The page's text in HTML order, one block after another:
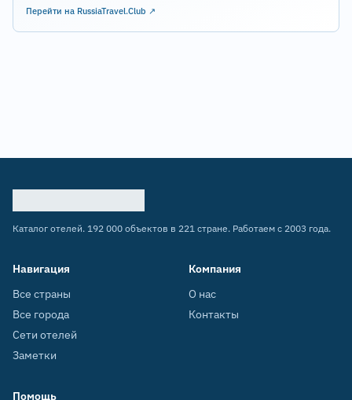
Перейти на RussiaTravel.Club ↗
Каталог отелей. 192 000 объектов в 221 стране. Работаем с 2003 года.
Навигация
Все страны
Все города
Сети отелей
Заметки
Компания
О нас
Контакты
Помощь